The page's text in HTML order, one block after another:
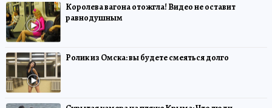
Королева вагона отожгла! Видео не оставит
равнодушным
Ролик из Омска: вы будете смеяться долго